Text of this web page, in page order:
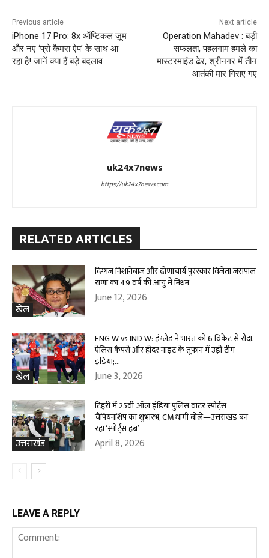
Previous article
iPhone 17 Pro: 8x ऑप्टिकल ज़ूम
और नए ‘प्रो कैमरा ऐप’ के साथ आ
रहा है! जानें क्या हैं बड़े बदलाव
Next article
Operation Mahadev : बड़ी
सफलता, पहलगाम हमले का
मास्टरमाइंड ढेर, श्रीनगर में तीन
आतंकी मार गिराए गए
uk24x7news
https://uk24x7news.com
RELATED ARTICLES
खेल
दिग्गज निशानेबाज और द्रोणाचार्य पुरस्कार विजेता जसपाल
राणा का 49 वर्ष की आयु में निधन
June 12, 2026
खेल
ENG W vs IND W: इंग्लैंड ने भारत को 6 विकेट से रौंदा,
ऐलिस कैपसे और हीदर नाइट के तूफान में उड़ी टीम
इंडिया;...
June 3, 2026
उत्तराखंड
टिहरी में 25वीं ऑल इंडिया पुलिस वाटर स्पोर्ट्स
चैंपियनशिप का शुभारंभ, CM धामी बोले—उत्तराखंड बन
रहा ‘स्पोर्ट्स हब’
April 8, 2026
LEAVE A REPLY